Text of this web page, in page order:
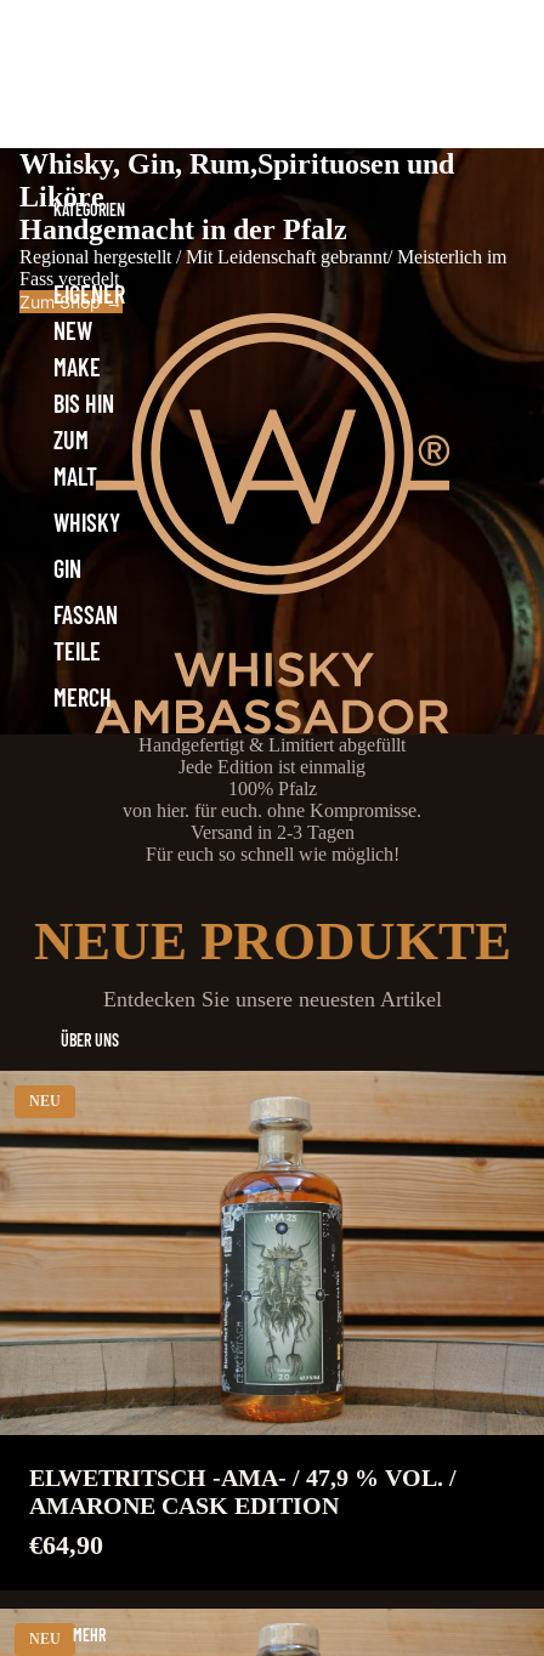
KATEGORIEN
EIGENER
NEW
MAKE
BIS HIN
ZUM
MALT
WHISKY
GIN
FASSAN
TEILE
MERCH
ÜBER UNS
MEHR
Whisky, Gin, Rum,Spirituosen und
Liköre
Handgemacht in der Pfalz
Regional hergestellt / Mit Leidenschaft gebrannt/ Meisterlich im
Fass veredelt
Zum Shop →
Handgefertigt & Limitiert abgefüllt
Jede Edition ist einmalig
100% Pfalz
von hier. für euch. ohne Kompromisse.
Versand in 2-3 Tagen
Für euch so schnell wie möglich!
NEUE PRODUKTE
Entdecken Sie unsere neuesten Artikel
NEU
ELWETRITSCH -AMA- / 47,9 % VOL. /
AMARONE CASK EDITION
€64,90
NEU